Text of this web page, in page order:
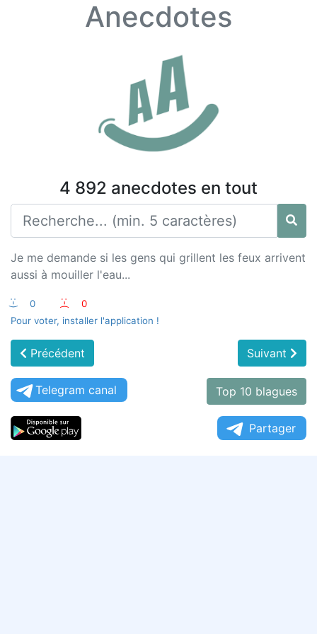
Anecdotes
4 892 anecdotes en tout
Je me demande si les gens qui grillent les feux arrivent
aussi à mouiller l'eau...
:-) 0 :-(
0
Pour voter, installer l'application !
Précédent Suivant
Telegram canal Top 10 blagues
Partager